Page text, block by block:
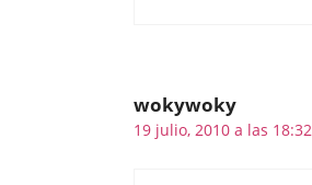
wokywoky
19 julio, 2010 a las 18:32